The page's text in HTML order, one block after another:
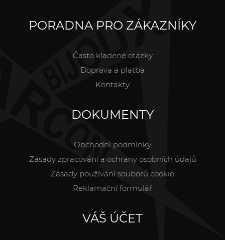
PORADNA PRO ZÁKAZNÍKY
Často kladené otázky
Doprava a platba
Kontakty
DOKUMENTY
Obchodní podmínky
Zásady zpracování a ochrany osobních údajů
Zásady používání souborů cookie
Reklamační formulář
VÁŠ ÚČET